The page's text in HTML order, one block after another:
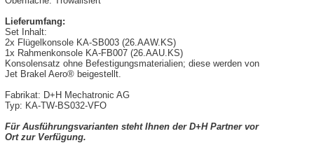
Lieferumfang:
Set Inhalt:
2x Flügelkonsole KA-SB003 (26.AAW.KS)
1x Rahmenkonsole KA-FB007 (26.AAU.KS)
Konsolensatz ohne Befestigungsmaterialien; diese werden von
Jet Brakel Aero® beigestellt.
Fabrikat: D+H Mechatronic AG
Typ: KA-TW-BS032-VFO
Für Ausführungsvarianten steht Ihnen der D+H Partner vor
Ort zur Verfügung.